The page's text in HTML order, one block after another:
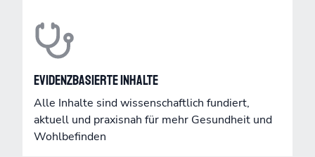
Evidenzbasierte Inhalte
Alle Inhalte sind wissenschaftlich fundiert,
aktuell und praxisnah für mehr Gesundheit und
Wohlbefinden